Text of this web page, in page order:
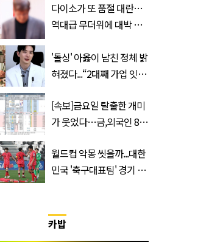
다이소가 또 품절 대란…
역대급 무더위에 대박 난
'돌싱' 아옳이 남친 정체 밝
혀졌다...“2대째 가업 잇는
[속보]금요일 탈출한 개미
가 웃었다…금,외국인 8조
하이닉스 '와르르'
월드컵 악몽 씻을까...대한
민국 '축구대표팀' 경기 확
카밥